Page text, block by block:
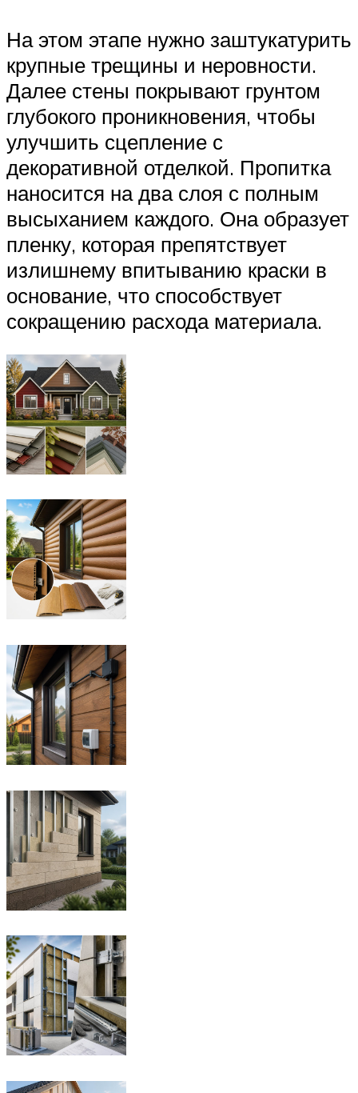
На этом этапе нужно заштукатурить
крупные трещины и неровности.
Далее стены покрывают грунтом
глубокого проникновения, чтобы
улучшить сцепление с
декоративной отделкой. Пропитка
наносится на два слоя с полным
высыханием каждого. Она образует
пленку, которая препятствует
излишнему впитыванию краски в
основание, что способствует
сокращению расхода материала.